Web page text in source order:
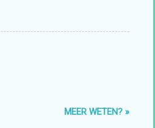
MEER WETEN? »